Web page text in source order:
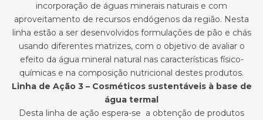
incorporação de águas minerais naturais e com
aproveitamento de recursos endógenos da região. Nesta
linha estão a ser desenvolvidos formulações de pão e chás
usando diferentes matrizes, com o objetivo de avaliar o
efeito da água mineral natural nas características físico-
químicas e na composição nutricional destes produtos.
Linha de Ação 3 – Cosméticos sustentáveis à base de
água termal
Desta linha de ação espera-se a obtenção de produtos